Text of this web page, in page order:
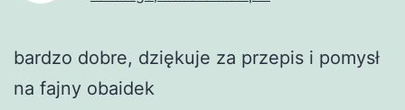
bardzo dobre, dziękuje za przepis i pomysł
na fajny obaidek